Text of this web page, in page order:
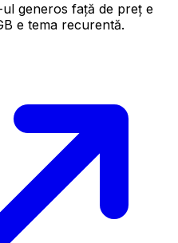
ul generos față de preț e
e tema recurentă.